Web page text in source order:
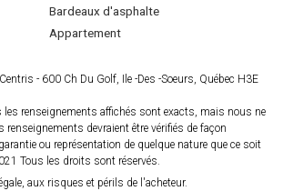
Bardeaux d'asphalte
Appartement
- 600 Ch Du Golf, Ile -Des -Soeurs, Québec H3E
renseignements affichés sont exacts, mais nous ne
renseignements devraient être vérifiés de façon
ou représentation de quelque nature que ce soit
Tous les droits sont réservés.
aux risques et périls de l'acheteur.